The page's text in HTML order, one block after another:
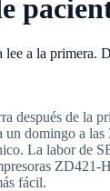
lee a la
después de la
un domingo a
La labor de
ZD421-
fácil.